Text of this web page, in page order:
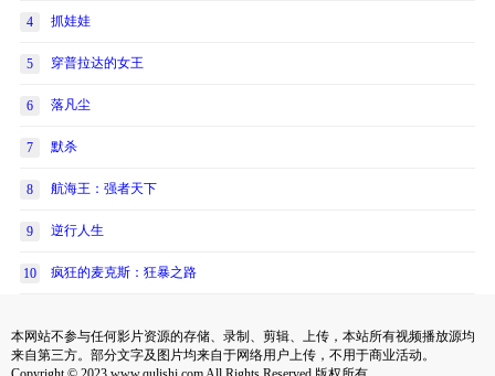
4 抓娃娃
5 穿普拉达的女王
6 落凡尘
7 默杀
8 航海王：强者天下
9 逆行人生
10 疯狂的麦克斯：狂暴之路
本网站不参与任何影片资源的存储、录制、剪辑、上传，本站所有视频播放源均
来自第三方。部分文字及图片均来自于网络用户上传，不用于商业活动。